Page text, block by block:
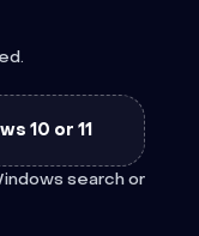
10 or 11
search or